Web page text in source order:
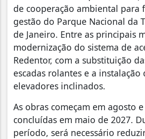
de cooperação ambiental para
gestão do Parque Nacional da
de Janeiro. Entre as principais
modernização do sistema de
Redentor, com a substituição
escadas rolantes e a instalação
elevadores inclinados.
As obras começam em agosto
concluídas em maio de 2027.
período, será necessário